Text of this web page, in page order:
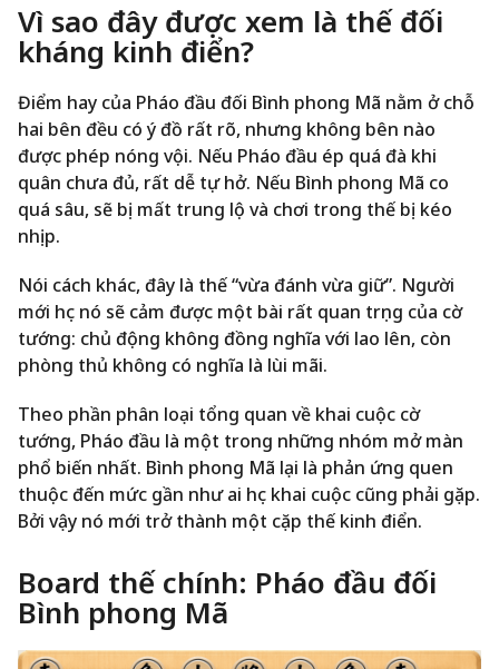
Vì sao đây được xem là thế đối
kháng kinh điển?
Điểm hay của Pháo đầu đối Bình phong Mã nằm ở chỗ
hai bên đều có ý đồ rất rõ, nhưng không bên nào
được phép nóng vội. Nếu Pháo đầu ép quá đà khi
quân chưa đủ, rất dễ tự hở. Nếu Bình phong Mã co
quá sâu, sẽ bị mất trung lộ và chơi trong thế bị kéo
nhịp.
Nói cách khác, đây là thế “vừa đánh vừa giữ”. Người
mới học nó sẽ cảm được một bài rất quan trọng của cờ
tướng: chủ động không đồng nghĩa với lao lên, còn
phòng thủ không có nghĩa là lùi mãi.
Theo phần phân loại tổng quan về khai cuộc cờ
tướng, Pháo đầu là một trong những nhóm mở màn
phổ biến nhất. Bình phong Mã lại là phản ứng quen
thuộc đến mức gần như ai học khai cuộc cũng phải gặp.
Bởi vậy nó mới trở thành một cặp thế kinh điển.
Board thế chính: Pháo đầu đối
Bình phong Mã